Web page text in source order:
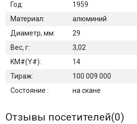
Год:
1959
Материал:
алюминий
Диаметр, мм:
29
Вес, г:
3,02
KM#(Y#):
14
Тираж:
100 009 000
Состояние :
на скане
Отзывы посетителей(0)